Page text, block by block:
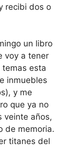
recibi dos o
un libro
voy a tener
temas esta
inmuebles
y me
que ya no
veinte años,
de memoria.
titanes del